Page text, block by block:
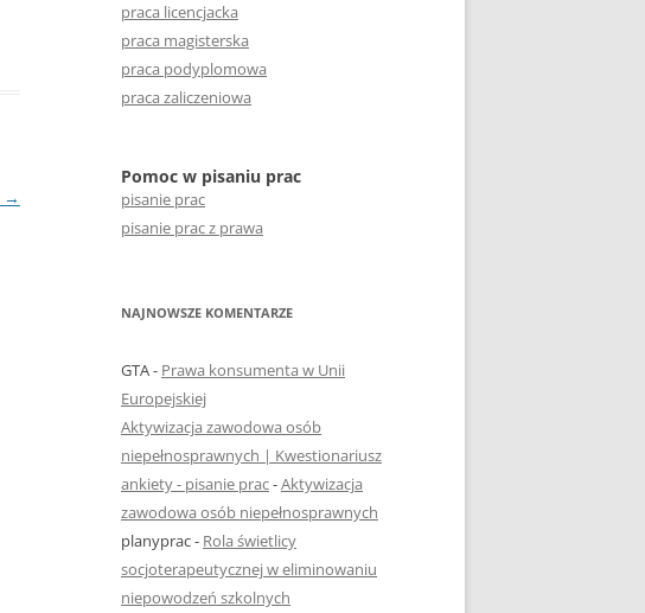
→
praca licencjacka
praca magisterska
praca podyplomowa
praca zaliczeniowa
Pomoc w pisaniu prac
pisanie prac
pisanie prac z prawa
NAJNOWSZE KOMENTARZE
GTA- Prawa konsumenta w Unii
Europejskiej
Aktywizacja zawodowa osób
niepełnosprawnych | Kwestionariusz
ankiety - pisanie prac-Aktywizacja
zawodowa osób niepełnosprawnych
planyprac- Rola świetlicy
socjoterapeutycznej w eliminowaniu
niepowodzeń szkolnych